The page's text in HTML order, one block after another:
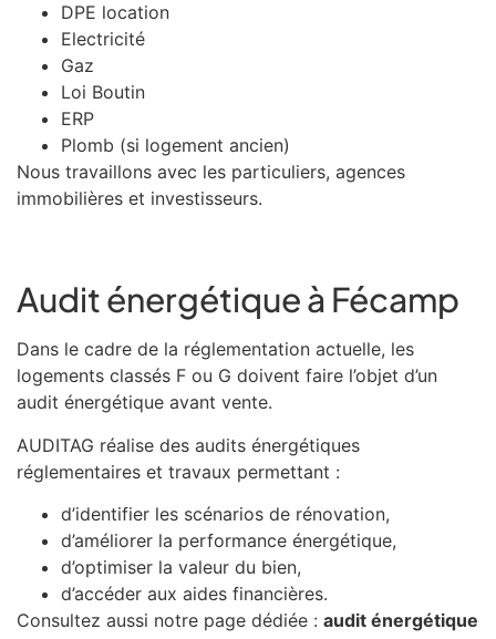
DPE location
Electricité
Gaz
Loi Boutin
ERP
Plomb (si logement ancien)
Nous travaillons avec les particuliers, agences
immobilières et investisseurs.
Audit énergétique à Fécamp
Dans le cadre de la réglementation actuelle, les
logements classés F ou G doivent faire l’objet d’un
audit énergétique avant vente.
AUDITAG réalise des audits énergétiques
réglementaires et travaux permettant :
d’identifier les scénarios de rénovation,
d’améliorer la performance énergétique,
d’optimiser la valeur du bien,
d’accéder aux aides financières.
Consultez aussi notre page dédiée : audit énergétique